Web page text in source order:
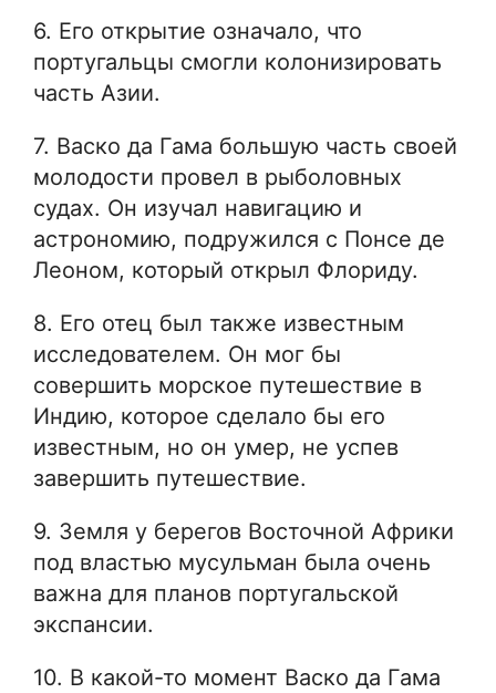
6. Его открытие означало, что
португальцы смогли колонизировать
часть Азии.
7. Васко да Гама большую часть своей
молодости провел в рыболовных
судах. Он изучал навигацию и
астрономию, подружился с Понсе де
Леоном, который открыл Флориду.
8. Его отец был также известным
исследователем. Он мог бы
совершить морское путешествие в
Индию, которое сделало бы его
известным, но он умер, не успев
завершить путешествие.
9. Земля у берегов Восточной Африки
под властью мусульман была очень
важна для планов португальской
экспансии.
10. В какой-то момент Васко да Гама